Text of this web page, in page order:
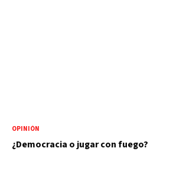
OPINIÓN
¿Democracia o jugar con fuego?